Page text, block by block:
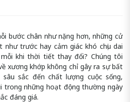
bước chân như nặng hơn, những cử
như trước hay cảm giác khó chịu dai
khi thời tiết thay đổi? Chúng tôi
xương khớp không chỉ gây ra sự bất
sắc đến chất lượng cuộc sống,
trong những hoạt động thường ngày
đáng giá.